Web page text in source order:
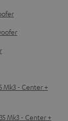
Mk3 - Center +
Mk3 - Center +